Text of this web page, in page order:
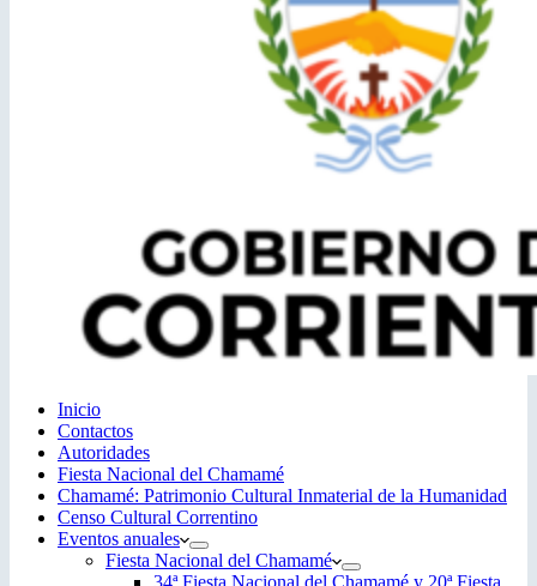
Inicio
Contactos
Autoridades
Fiesta Nacional del Chamamé
Chamamé: Patrimonio Cultural Inmaterial de la Humanidad
Censo Cultural Correntino
Eventos anuales
Fiesta Nacional del Chamamé
34ª Fiesta Nacional del Chamamé y 20ª Fiesta